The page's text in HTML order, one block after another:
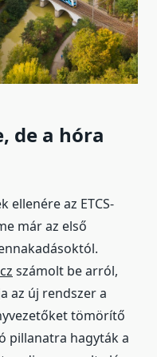
de a hóra
ellenére az ETCS-
már az első
számolt be arról,
az új rendszer a
tömörítő
pillanatra hagyták a